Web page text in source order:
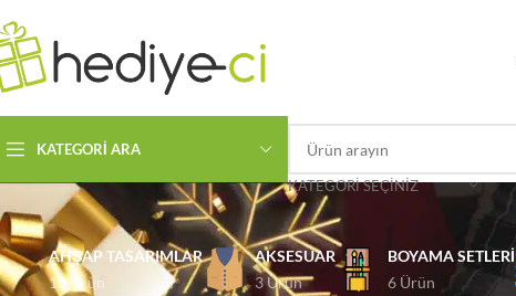
KATEGORI ARA
KATEGORI SEÇINIZ
AHŞAP TASARIMLAR
12 Ürün
AKSESUAR
3 Ürün
BOYAMA SETLERI
6 Ürün